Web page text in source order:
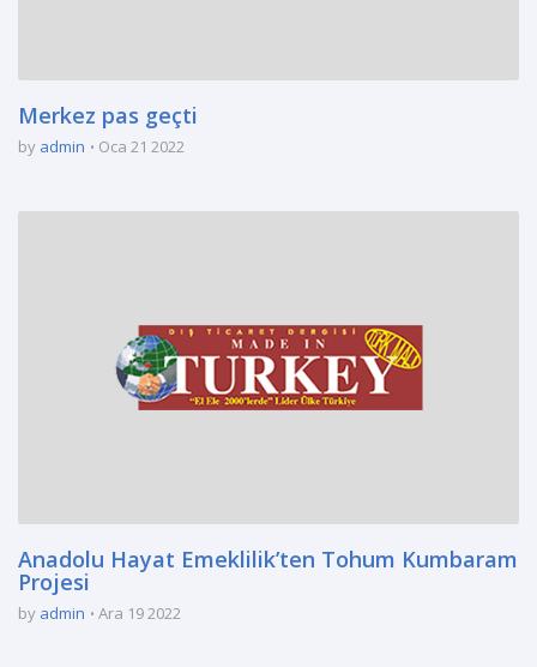
Merkez pas geçti
by admin Oca 21 2022
Anadolu Hayat Emeklilik’ten Tohum Kumbaram
Projesi
by admin Ara 19 2022